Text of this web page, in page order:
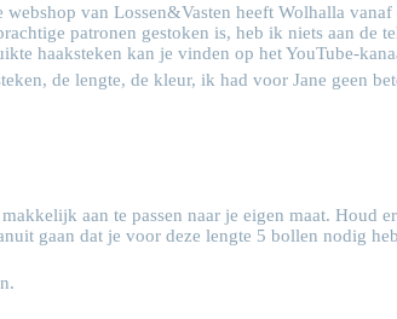
van Lossen&Vasten heeft Wolhalla
patronen gestoken is, heb ik niets aan de
haaksteken kan je vinden op hetYouTube-
de lengte, de kleur, ik had voor Jane geen
aan te passen naar je eigen maat. Houd
gaan dat je voor deze lengte 5 bollen nodig